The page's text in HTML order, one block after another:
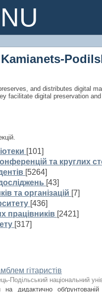
and distributes digital
facilitate digital preservation
[101]
та круглих
[5264]
[43]
та організацій [7]
[436]
працівників [2421]
[317]
гітаристів
Подільський національний
на дидактично